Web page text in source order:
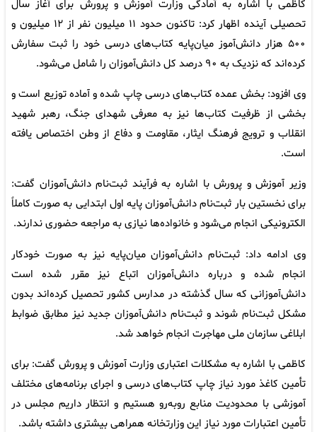
کاظمی با اشاره به آمادگی وزارت آموزش و پرورش برای آغاز سال
تحصیلی آینده اظهار کرد: تاکنون حدود ۱۱ میلیون نفر از ۱۲ میلیون و
۵۰۰ هزار دانش‌آموز میان‌پایه کتاب‌های درسی خود را ثبت سفارش
کرده‌اند که نزدیک به ۹۰ درصد کل دانش‌آموزان را شامل می‌شود.
وی افزود: بخش عمده کتاب‌های درسی چاپ شده و آماده توزیع است و
بخشی از ظرفیت کتاب‌ها نیز به معرفی شهدای جنگ، رهبر شهید
انقلاب و ترویج فرهنگ ایثار، مقاومت و دفاع از وطن اختصاص یافته
است.
وزیر آموزش و پرورش با اشاره به فرآیند ثبت‌نام دانش‌آموزان گفت:
برای نخستین بار ثبت‌نام دانش‌آموزان پایه اول ابتدایی به صورت کاملاً
الکترونیکی انجام می‌شود و خانواده‌ها نیازی به مراجعه حضوری ندارند.
وی ادامه داد: ثبت‌نام دانش‌آموزان میان‌پایه نیز به صورت خودکار
انجام شده و درباره دانش‌آموزان اتباع نیز مقرر شده است
دانش‌آموزانی که سال گذشته در مدارس کشور تحصیل کرده‌اند بدون
مشکل ثبت‌نام شوند و ثبت‌نام دانش‌آموزان جدید نیز مطابق ضوابط
ابلاغی سازمان ملی مهاجرت انجام خواهد شد.
کاظمی با اشاره به مشکلات اعتباری وزارت آموزش و پرورش گفت: برای
تأمین کاغذ مورد نیاز چاپ کتاب‌های درسی و اجرای برنامه‌های مختلف
آموزشی با محدودیت منابع روبه‌رو هستیم و انتظار داریم مجلس در
تأمین اعتبارات مورد نیاز این وزارتخانه همراهی بیشتری داشته باشد.